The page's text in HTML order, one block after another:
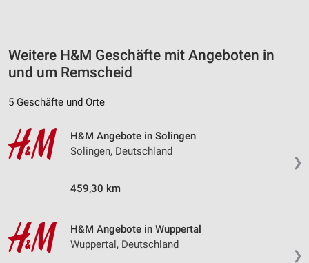
Weitere H&M Geschäfte mit Angeboten in
und um Remscheid
5 Geschäfte und Orte
❯
H&M Angebote in Solingen
Solingen, Deutschland
459,30 km
❯
H&M Angebote in Wuppertal
Wuppertal, Deutschland